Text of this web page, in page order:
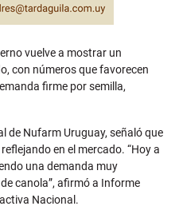
vuelve a mostrar un
con números que favorecen
firme por semilla,
de Nufarm Uruguay, señaló que
en el mercado. “Hoy a
una demanda muy
canola”, afirmó a Informe
Nacional.